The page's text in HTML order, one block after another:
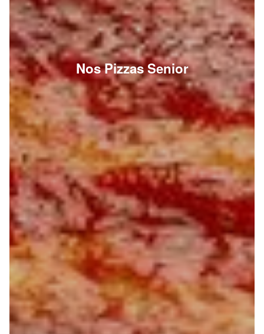
Nos Pizzas Senior